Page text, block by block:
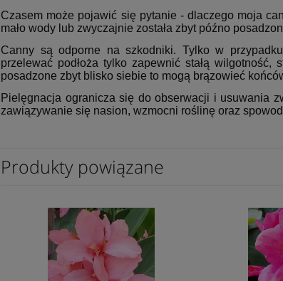
Czasem może pojawić się pytanie - dlaczego moja
mało wody lub zwyczajnie została zbyt późno
Canny są odporne na szkodniki. Tylko w
przelewać podłoża tylko zapewnić stałą
posadzone zbyt blisko siebie to mogą brązowieć
Pielęgnacja ogranicza się do obserwacji i usuwania
zawiązywanie się nasion, wzmocni roślinę oraz
Produkty powiązane